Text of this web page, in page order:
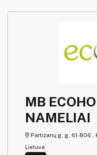
MB
NAMELIAI
Partizanų g. g. 61-806 ,
Lietuva